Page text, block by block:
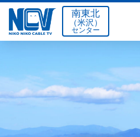
南東北センター（福
函館センター
単品料金
お得なセットプラン
南東北
（米沢）
センター